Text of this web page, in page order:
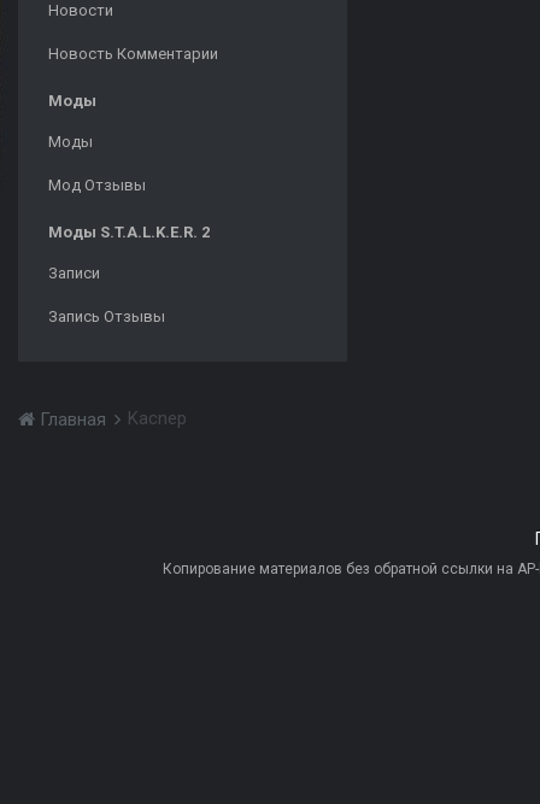
Новости
Новость Комментарии
Моды
Моды
Мод Отзывы
Моды S.T.A.L.K.E.R. 2
Записи
Запись Отзывы
Главная Kacnep
Копирование материалов без обратной ссылки на